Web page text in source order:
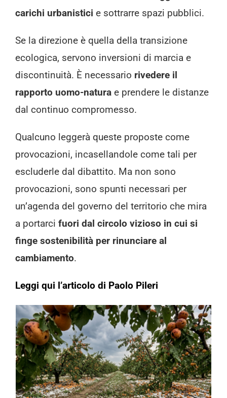
carichi urbanistici e sottrarre spazi pubblici.
Se la direzione è quella della transizione
ecologica, servono inversioni di marcia e
discontinuità. È necessario rivedere il
rapporto uomo-naturae prendere le distanze
dal continuo compromesso.
Qualcuno leggerà queste proposte come
provocazioni, incasellandole come tali per
escluderle dal dibattito. Ma non sono
provocazioni, sono spunti necessari per
un’agenda del governo del territorio che mira
a portarci fuori dal circolo vizioso in cui si
finge sostenibilità per rinunciare al
cambiamento.
Leggi qui l’articolo di Paolo Pileri
Cosa mangeremo domani? Intervista
a Teresa Gasperi